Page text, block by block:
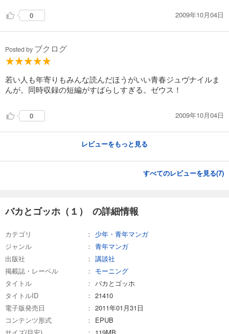
0 2009年10月04日
Posted by ブクログ
若い人も年寄りもみんな読んだほうがいい青春ジュヴナイルま
んが。同時収録の短編がすばらしすぎる。ゼウス！
0 2009年10月04日
レビューをもっと見る
すべてのレビューを見る(7)
バカとゴッホ（１） の詳細情報
カテゴリ
少年・青年マンガ
ジャンル
青年マンガ
出版社
講談社
掲載誌・レーベル
モーニング
タイトル
バカとゴッホ
タイトルID
21410
電子版発売日
2011年01月31日
コンテンツ形式
EPUB